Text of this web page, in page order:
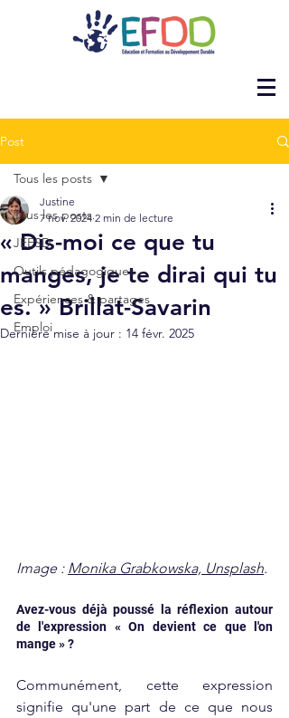
Post
Tous les posts
JEESD
Outils pédagogiques
Expériences & partages
Emploi
Tous les posts
« Dis-moi ce que tu
manges, je te dirai qui tu
es. » Brillat-Savarin
Justine
7 nov. 2024 2 min de lecture
Dernière mise à jour : 14 févr. 2025
Image : Monika Grabkowska, Unsplash.
Avez-vous déjà poussé la réflexion autour
de l'expression « On devient ce que l'on
mange » ?
Communément, cette expression
signifie qu'une part de ce que nous